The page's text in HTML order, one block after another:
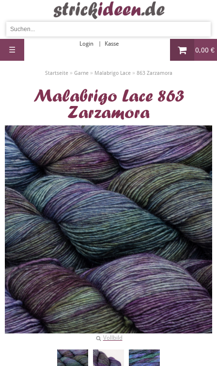
0,00 €
Login Kasse
☰
Startseite» Garne» Malabrigo Lace» 863 Zarzamora
Malabrigo Lace 863
Zarzamora
Vollbild